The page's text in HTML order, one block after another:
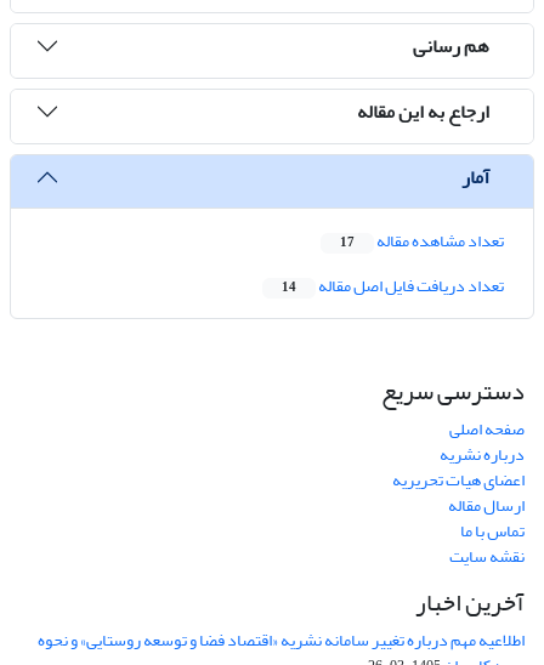
هم رسانی
ارجاع به این مقاله
آمار
تعداد مشاهده مقاله 17
تعداد دریافت فایل اصل مقاله 14
دسترسی سریع
صفحه اصلی
درباره نشریه
اعضای هیات تحریریه
ارسال مقاله
تماس با ما
نقشه سایت
آخرین اخبار
اطلاعیه مهم درباره تغییر سامانه نشریه «اقتصاد فضا و توسعه روستایی» و نحوه